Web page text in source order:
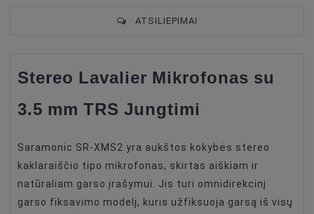
ATSILIEPIMAI
Connector 3,5mm
Stereo Lavalier Mikrofonas su
3.5 mm TRS Jungtimi
Saramonic SR-XMS2 yra aukštos kokybės stereo
kaklaraiščio tipo mikrofonas, skirtas aiškiam ir
natūraliam garso įrašymui. Jis turi omnidirekcinį
garso fiksavimo modelį, kuris užfiksuoja garsą iš visų